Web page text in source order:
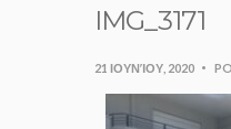
IMG_3171
21 ΙΟΥΝΊΟΥ, 2020